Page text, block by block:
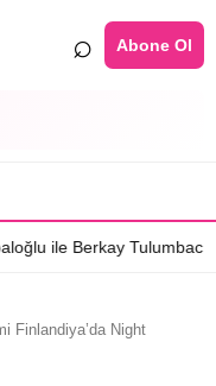
⌕ Abone Ol
“Ecünni” filminde
Finlandiya’da Night